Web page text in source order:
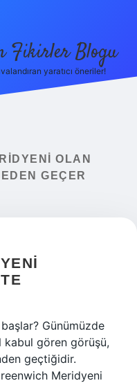
Fikirler Blogu
yaratıcı öneriler!
OLAN
GEÇER
Günümüzde
kabul gören görüşü,
geçtiğidir.
Meridyeni